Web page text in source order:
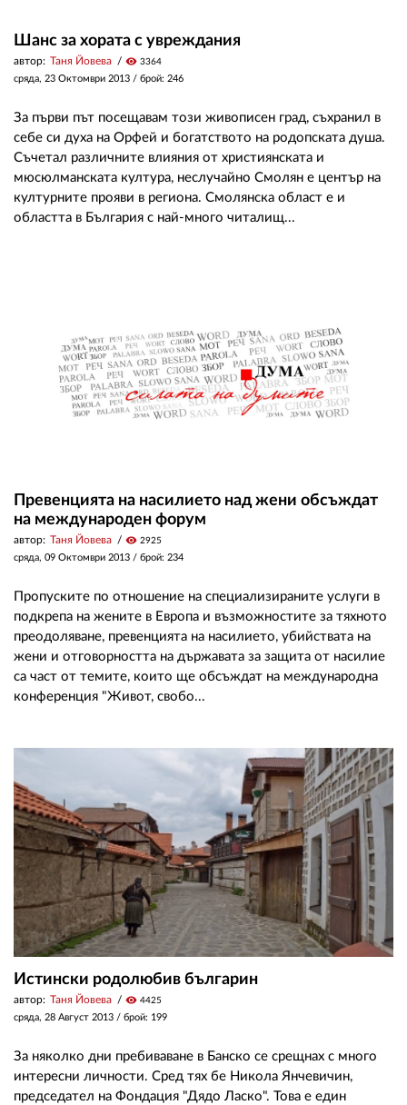
Шанс за хората с увреждания
автор: Таня Йовева visibility 3364
сряда, 23 Октомври 2013 / брой: 246
За първи път посещавам този живописен град, съхранил в
себе си духа на Орфей и богатството на родопската душа.
Съчетал различните влияния от християнската и
мюсюлманската култура, неслучайно Смолян е център на
културните прояви в региона. Смолянска област е и
областта в България с най-много читалищ...
Превенцията на насилието над жени обсъждат
на международен форум
автор: Таня Йовева visibility 2925
сряда, 09 Октомври 2013 / брой: 234
Пропуските по отношение на специализираните услуги в
подкрепа на жените в Европа и възможностите за тяхното
преодоляване, превенцията на насилието, убийствата на
жени и отговорността на държавата за защита от насилие
са част от темите, които ще обсъждат на международна
конференция "Живот, свобо...
Истински родолюбив българин
автор: Таня Йовева visibility 4425
сряда, 28 Август 2013 / брой: 199
За няколко дни пребиваване в Банско се срещнах с много
интересни личности. Сред тях бе Никола Янчевичин,
председател на Фондация "Дядо Ласко". Това е един